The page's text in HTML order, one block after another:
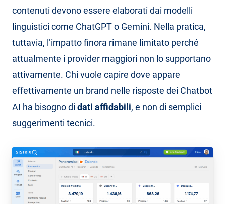
contenuti devono essere elaborati dai modelli
linguistici come ChatGPT o Gemini. Nella pratica,
tuttavia, l’impatto finora rimane limitato perché
attualmente i provider maggiori non lo supportano
attivamente. Chi vuole capire dove appare
effettivamente un brand nelle risposte dei Chatbot
AI ha bisogno di dati affidabili, e non di semplici
suggerimenti tecnici.